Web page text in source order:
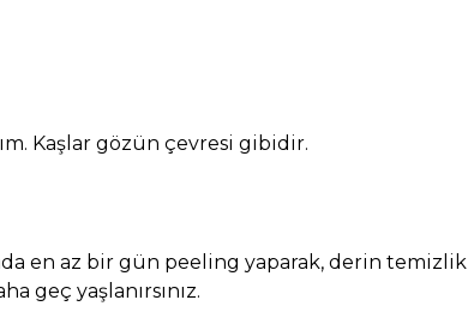
Kaşlar gözün çevresi gibidir.
en az bir gün peeling yaparak, derin temizlik
geç yaşlanırsınız.